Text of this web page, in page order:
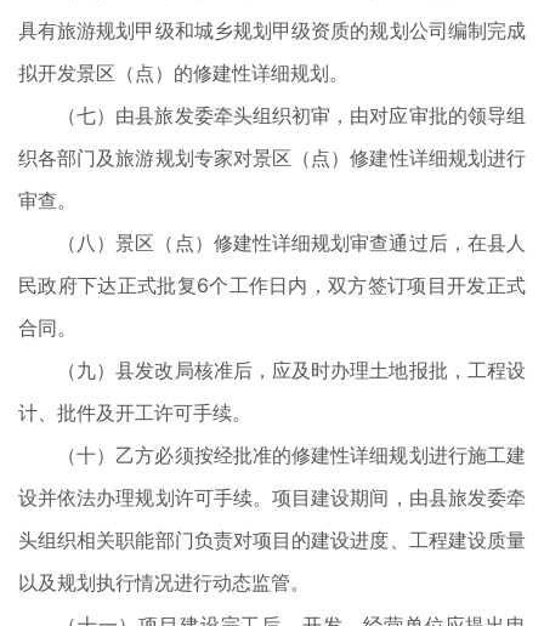
具有旅游规划甲级和城乡规划甲级资质的规划公司编制完成
拟开发景区（点）的修建性详细规划。
（七）由县旅发委牵头组织初审，由对应审批的领导组
织各部门及旅游规划专家对景区（点）修建性详细规划进行
审查。
（八）景区（点）修建性详细规划审查通过后，在县人
民政府下达正式批复6个工作日内，双方签订项目开发正式
合同。
（九）县发改局核准后，应及时办理土地报批，工程设
计、批件及开工许可手续。
（十）乙方必须按经批准的修建性详细规划进行施工建
设并依法办理规划许可手续。项目建设期间，由县旅发委牵
头组织相关职能部门负责对项目的建设进度、工程建设质量
以及规划执行情况进行动态监管。